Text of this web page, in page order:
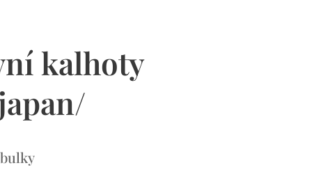
kalhoty